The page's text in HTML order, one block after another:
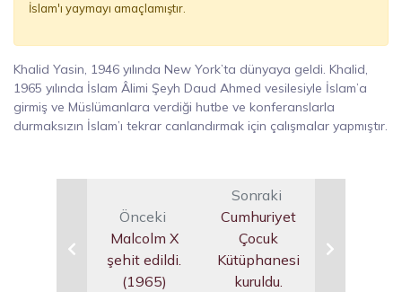
İslam'ı yaymayı amaçlamıştır.
Khalid Yasin, 1946 yılında New York’ta dünyaya geldi. Khalid,
1965 yılında İslam Âlimi Şeyh Daud Ahmed vesilesiyle İslam’a
girmiş ve Müslümanlara verdiği hutbe ve konferanslarla
durmaksızın İslam’ı tekrar canlandırmak için çalışmalar yapmıştır.
Önceki
Malcolm X
şehit edildi.
(1965)
Sonraki
Cumhuriyet
Çocuk
Kütüphanesi
kuruldu.